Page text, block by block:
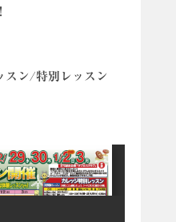
ン/特別レッスン